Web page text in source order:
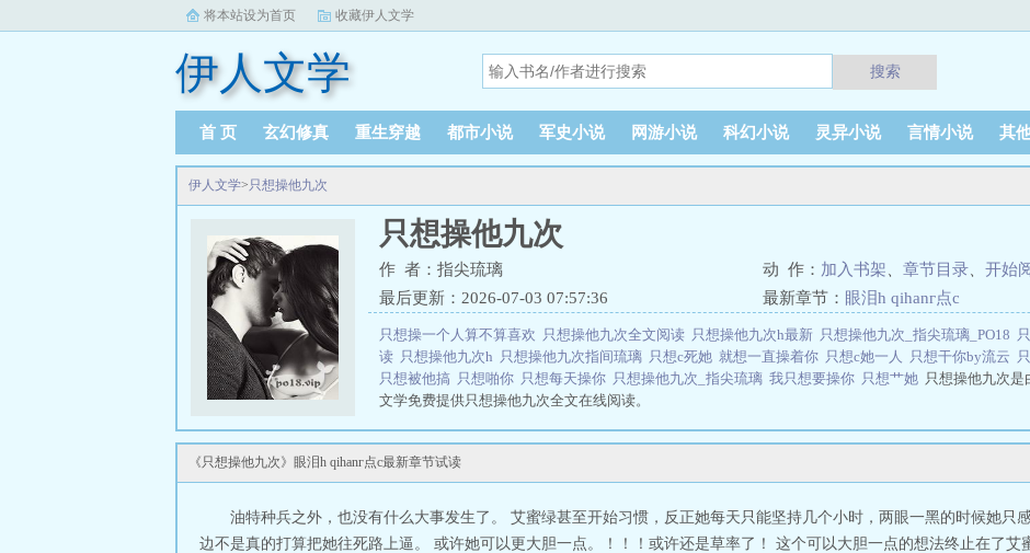
将本站设为首页 收藏伊人文学
伊人文学 搜索
首 页 玄幻修真 重生穿越 都市小说 军史小说 网游小说 科幻小说 灵异小说 言情小说 其
伊人文学>只想操他九次
只想操他九次
作 者：指尖琉璃 动 作： 加入书架 章节目录
开始
最后更新：2026-07-03 07:57:36
最新章节： 眼泪h qihanг点c
只想操一个人算不算喜欢 只想操他九次全文阅读 只想操他九次h最新 只想操他九次_指尖琉璃_PO18
读 只想操他九次h 只想操他九次指间琉璃 只想c死她 就想一直操着你 只想c她一人 只想干你by流云
只想被他搞 只想啪你 只想每天操你 只想操他九次_指尖琉璃 我只想要操你 只想艹她 只想操他九次是
文学免费提供只想操他九次全文在线阅读。
《只想操他九次》眼泪h qihanг点c最新章节试读
油特种兵之外，也没有什么大事发生了。 艾蜜绿甚至开始习惯，反正她每天只能坚持几个小时，两眼一黑的时候她只
边不是真的打算把她往死路上逼。 或许她可以更大胆一点。！！！或许还是草率了！ 这个可以大胆一点的想法终止在了艾